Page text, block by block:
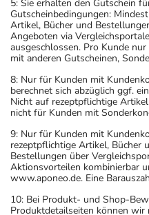
5: Sie erhalten den Gutschein
Gutscheinbedingungen:
Artikel, Bücher und
Angeboten via
ausgeschlossen. Pro Kunde
mit anderen Gutscheinen,
8: Nur für Kunden mit
berechnet sich abzüglich ggf.
Nicht auf rezeptpflichtige
nicht für Kunden mit
9: Nur für Kunden mit
rezeptpflichtige Artikel, Bücher
Bestellungen über
Aktionsvorteilen kombinierbar
www.aponeo.de. Eine
10: Bei Produkt- und Shop-
Produktdetailseiten können wir